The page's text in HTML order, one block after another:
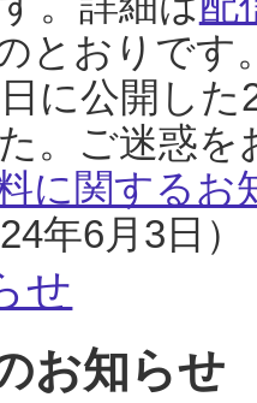
とおりです
に公開し
。ご迷惑
に関するお
年6月3日）
せ
お知らせ